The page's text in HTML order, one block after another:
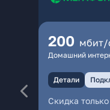
200 мбит/
Домашний
Детали
Скидка